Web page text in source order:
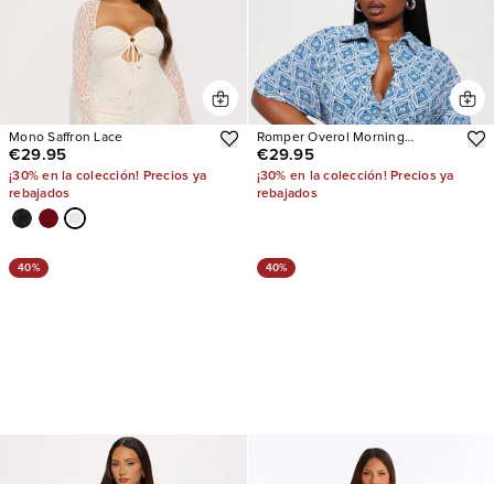
Mono Saffron Lace
€29.95
¡30% en la colección! Precios ya
rebajados
Romper Overol Morning
Mimosas
€29.95
¡30% en la colección! Precios ya
rebajados
40% 40%